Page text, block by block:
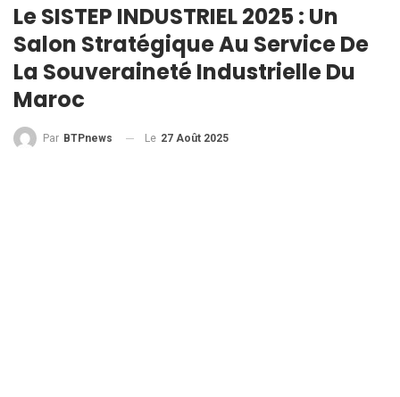
Le SISTEP INDUSTRIEL 2025 : Un
Salon Stratégique Au Service De
La Souveraineté Industrielle Du
Maroc
Par BTPnews Le 27 Août 2025